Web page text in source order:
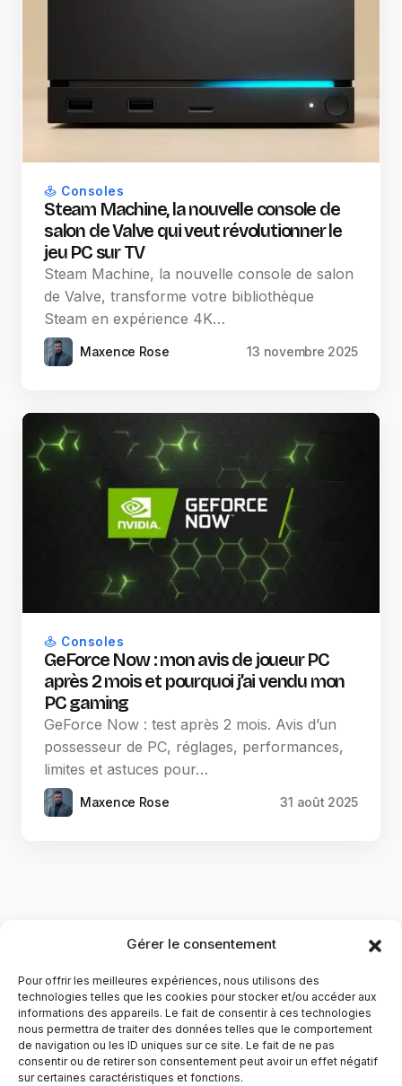
Gérer le consentement
Pour offrir les meilleures expériences, nous utilisons des
technologies telles que les cookies pour stocker et/ou accéder aux
informations des appareils. Le fait de consentir à ces technologies
nous permettra de traiter des données telles que le comportement
de navigation ou les ID uniques sur ce site. Le fait de ne pas
consentir ou de retirer son consentement peut avoir un effet négatif
sur certaines caractéristiques et fonctions.
Consoles
Steam Machine, la nouvelle console de
salon de Valve qui veut révolutionner le
jeu PC sur TV
Steam Machine, la nouvelle console de salon
de Valve, transforme votre bibliothèque
Steam en expérience 4K…
Maxence Rose 13 novembre 2025
Consoles
GeForce Now : mon avis de joueur PC
après 2 mois et pourquoi j’ai vendu mon
PC gaming
GeForce Now : test après 2 mois. Avis d’un
possesseur de PC, réglages, performances,
limites et astuces pour…
Maxence Rose 31 août 2025
YubiGeek est un média français dédié aux nouvelles
technologies, à la culture geek et au numérique. Fondé par